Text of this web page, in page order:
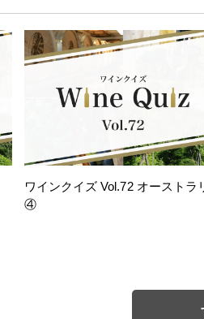
ワインクイズ Vol.72 オーストラ
④